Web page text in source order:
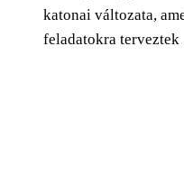
katonai változata,
feladatokra